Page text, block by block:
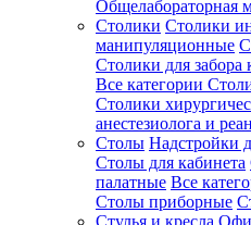
Общелабораторная
Столики Столики
манипуляционные
Столики для забора
Все категории
Столики
анестезиолога и
Столы Надстройки
Столы для кабинета
палатные Все
Столы приборные
Стулья и кресла